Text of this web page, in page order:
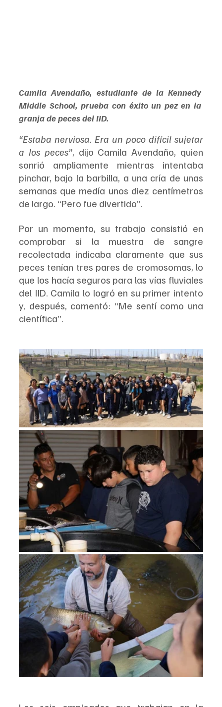
Camila Avendaño, estudiante de la Kennedy
Middle School, prueba con éxito un pez en la
granja de peces del IID.
“Estaba nerviosa. Era un poco difícil sujetar
a los peces”, dijo Camila Avendaño, quien
sonrió ampliamente mientras intentaba
pinchar, bajo la barbilla, a una cría de unas
semanas que medía unos diez centímetros
de largo. “Pero fue divertido”.
Por un momento, su trabajo consistió en
comprobar si la muestra de sangre
recolectada indicaba claramente que sus
peces tenían tres pares de cromosomas, lo
que los hacía seguros para las vías fluviales
del IID. Camila lo logró en su primer intento
y, después, comentó: “Me sentí como una
científica”.